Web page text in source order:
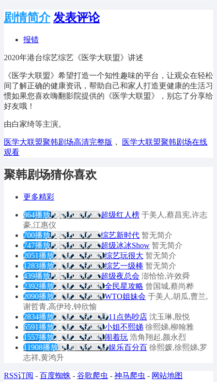
剧情简介 发表评论
报错
2020年港台综艺综艺《医学大联盟》讲述
《医学大联盟》希望打造一个知性趣味的平台，让观众在轻松
间了解正确的健康资讯，帮助自己和家人打造更健康的生活习
惯如果您喜欢嗨翻影院提供的《医学大联盟》，别忘了分享给
好友哦！
由白家绮等主演。
医学大联盟聚韩剧场高清完整版 ，
医学大联盟聚韩剧场在线
观看
聚韩剧场猜你喜欢
更多精彩
864播放 更新20260809 超级红人榜 于美人,蔡昌宪,许志
豪,江惠仪
700播放 更新20260807 综艺新时代 暂无简介
747播放 更新20260801 超级冰冰Show 暂无简介
2051播放 更新20260808 综艺玩很大 暂无简介
1283播放 更新20260801 综艺一级棒 暂无简介
439播放 更新20260725 超级夜总会 澎恰恰,许效舜
2392播放 更新20260806 全民星攻略 曾国城,蔡尚桦
2090播放 更新20260806 WTO姐妹会 于美人,胡瓜,曹兰,
谢哲青,高伊玲,钟欣愉
2834播放 更新202512225 11点热吵店 沈玉琳,殷悦
6591播放 更新20260806 小姐不熙娣 徐熙娣,柳翰雅
1557播放 更新20260806 闹着玩 浩角翔起,颜永烈
11908播放 更新30230724 娱乐百分百 徐熙媛,徐熙娣,罗
志祥,黄鸿升
RSS订阅 - 百度蜘蛛 - 谷歌爬虫 - 神马爬虫 - 网站地图